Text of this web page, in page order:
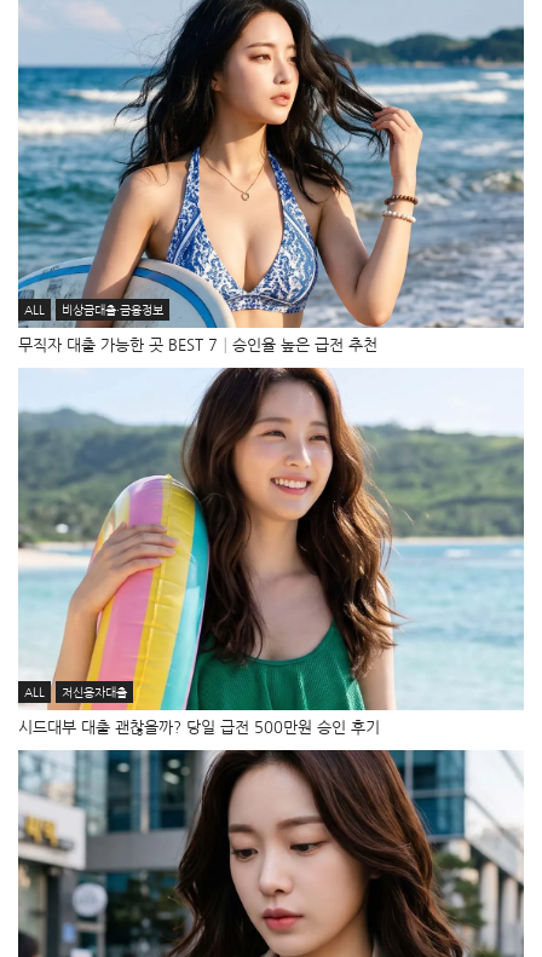
ALL 비상금대출·금융정보
무직자 대출 가능한 곳 BEST 7│승인율 높은 급전 추천
ALL 저신용자대출
시드대부 대출 괜찮을까? 당일 급전 500만원 승인 후기